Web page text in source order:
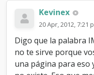
Kevinex
20 Apr, 2012, 7:21
Digo que la palabra
no te sirve porque
una página para eso